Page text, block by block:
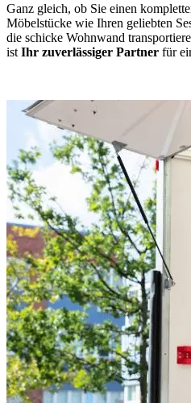
Ganz gleich, ob Sie einen
Möbelstücke wie Ihren geliebten
die schicke Wohnwand
ist Ihr zuverlässiger Partner für